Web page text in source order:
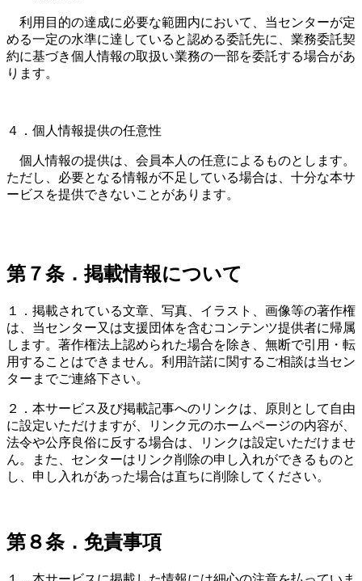
利用目的の達成に必要な範囲内において、当センターが定
める一定の水準に達していると認める委託先に、業務委託契
約に基づき個人情報の取扱い業務の一部を委託する場合があ
ります。
４．個人情報提供の任意性
個人情報の提供は、会員本人の任意によるものとします。
ただし、必要となる情報が不足している場合は、十分な本サ
ービスを提供できないことがあります。
第７条．掲載情報について
１．掲載されている文章、写真、イラスト、画像等の著作権
は、当センター又は支援団体を含むコンテンツ提供者に帰属
します。著作権法上認められた場合を除き、無断で引用・転
用することはできません。利用許諾に関するご相談は当セン
ターまでご連絡下さい。
２．本サービス及び掲載記事へのリンクは、原則として自由
に設定いただけますが、リンク元のホームページの内容が、
法令や公序良俗に反する場合は、リンクは設定いただけませ
ん。また、センターはリンク削除の申し入れができるものと
し、申し入れがあった場合は直ちに削除してください。
第８条．免責事項